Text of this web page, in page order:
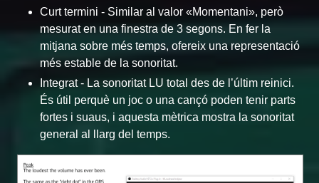
Curt termini - Similar al valor «Momentani», però
mesurat en una finestra de 3 segons. En fer la
mitjana sobre més temps, ofereix una representació
més estable de la sonoritat.
Integrat - La sonoritat LU total des de l’últim reinici.
És útil perquè un joc o una cançó poden tenir parts
fortes i suaus, i aquesta mètrica mostra la sonoritat
general al llarg del temps.